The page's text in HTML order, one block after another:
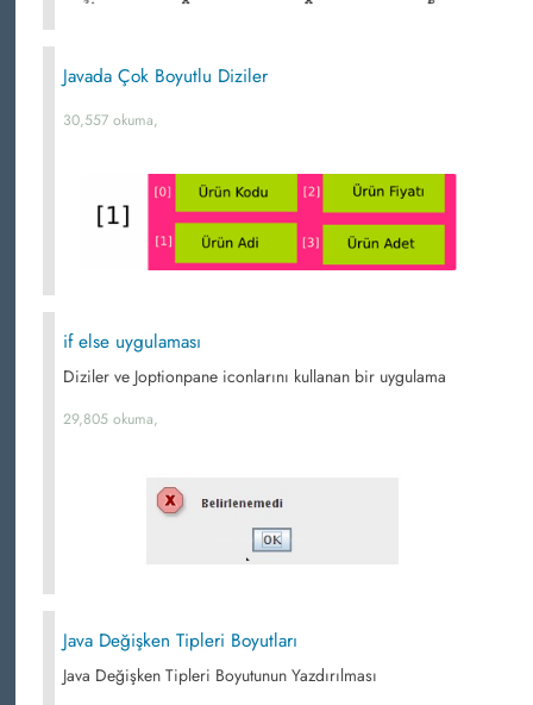
Javada Çok Boyutlu Diziler
30,557 okuma,
if else uygulaması
Diziler ve Joptionpane iconlarını kullanan bir uygulama
29,805 okuma,
Java Değişken Tipleri Boyutları
Java Değişken Tipleri Boyutunun Yazdırılması